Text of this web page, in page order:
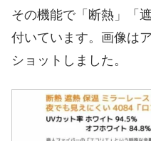
その機能で「断熱」「
付いています。画像は
ショットしました。